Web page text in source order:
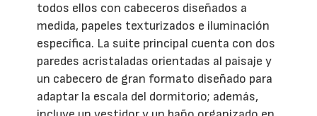
todos ellos con cabeceros diseñados a
medida, papeles texturizados e iluminación
específica. La suite principal cuenta con dos
paredes acristaladas orientadas al paisaje y
un cabecero de gran formato diseñado para
adaptar la escala del dormitorio; además,